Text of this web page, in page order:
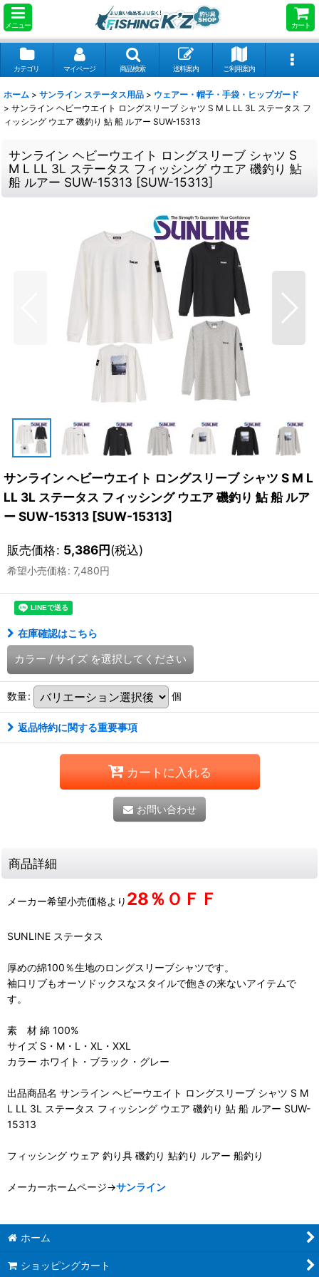
メニュー カート
カテゴリ マイページ 商品検索 送料案内 ご利用案内
ホーム > サンライン ステータス用品 > ウェアー・帽子・手袋・ヒップガード
> サンライン ヘビーウエイト ロングスリーブ シャツ S M L LL 3L ステータス フ
ィッシング ウエア 磯釣り 鮎 船 ルアー SUW-15313
サンライン ヘビーウエイト ロングスリーブ シャツ S
M L LL 3L ステータス フィッシング ウエア 磯釣り 鮎
船 ルアー SUW-15313 [SUW-15313]
サンライン ヘビーウエイト ロングスリーブ シャツ S M L
LL 3L ステータス フィッシング ウエア 磯釣り 鮎 船 ルア
ー SUW-15313 [SUW-15313]
販売価格: 5,386円(税込)
希望小売価格: 7,480円
在庫確認はこちら
カラー / サイズ を選択してください
数量: 個
返品特約に関する重要事項
カートに入れる
お問い合わせ
商品詳細
メーカー希望小売価格より 28％ＯＦＦ
SUNLINE ステータス
厚めの綿100％生地のロングスリーブシャツです。
袖口リブもオーソドックスなスタイルで飽きの来ないアイテムで
す。
素 材 綿 100%
サイズ S・M・L・XL・XXL
カラー ホワイト・ブラック・グレー
出品商品名 サンライン ヘビーウエイト ロングスリーブ シャツ S M
L LL 3L ステータス フィッシング ウエア 磯釣り 鮎 船 ルアー SUW-
15313
フィッシング ウェア 釣り具 磯釣り 鮎釣り ルアー 船釣り
メーカーホームページ→サンライン
ホーム
ショッピングカート